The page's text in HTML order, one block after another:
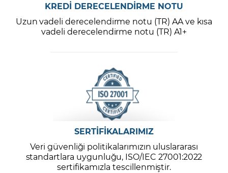
KREDİ DERECELENDİRME NOTU
Uzun vadeli derecelendirme notu (TR) AA ve kısa
vadeli derecelendirme notu (TR) A1+
SERTİFİKALARIMIZ
Veri güvenliği politikalarımızın uluslararası
standartlara uygunluğu, ISO/IEC 27001:2022
sertifikamızla tescillenmiştir.